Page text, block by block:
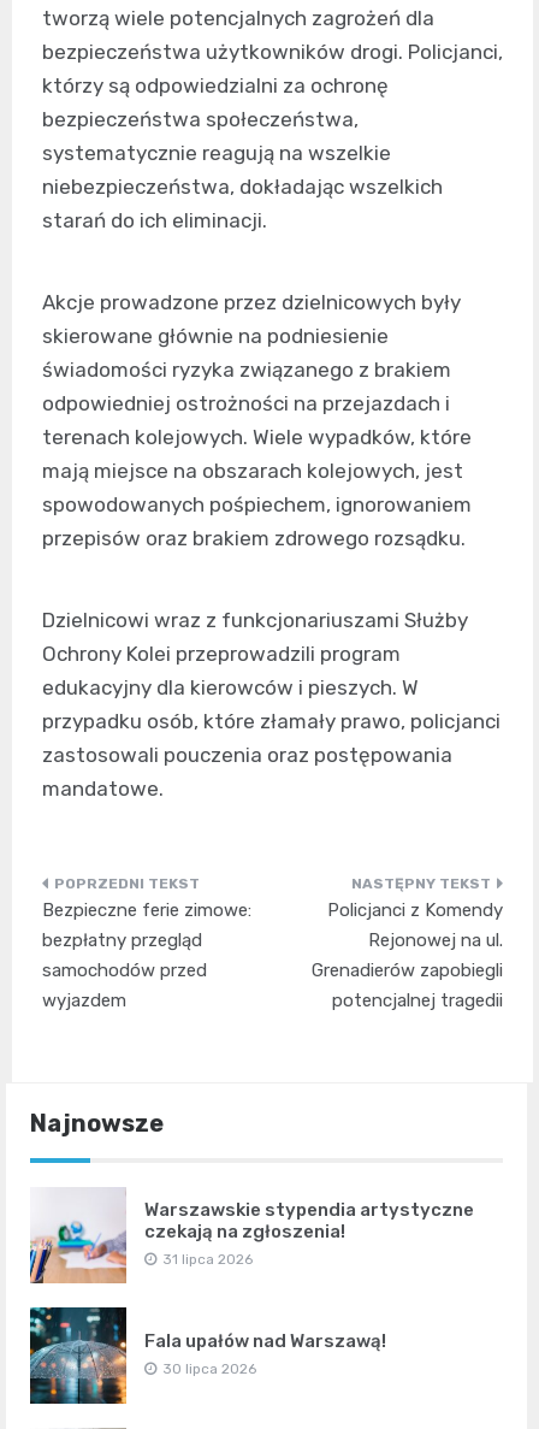
tworzą wiele potencjalnych zagrożeń dla
bezpieczeństwa użytkowników drogi. Policjanci,
którzy są odpowiedzialni za ochronę
bezpieczeństwa społeczeństwa,
systematycznie reagują na wszelkie
niebezpieczeństwa, dokładając wszelkich
starań do ich eliminacji.
Akcje prowadzone przez dzielnicowych były
skierowane głównie na podniesienie
świadomości ryzyka związanego z brakiem
odpowiedniej ostrożności na przejazdach i
terenach kolejowych. Wiele wypadków, które
mają miejsce na obszarach kolejowych, jest
spowodowanych pośpiechem, ignorowaniem
przepisów oraz brakiem zdrowego rozsądku.
Dzielnicowi wraz z funkcjonariuszami Służby
Ochrony Kolei przeprowadzili program
edukacyjny dla kierowców i pieszych. W
przypadku osób, które złamały prawo, policjanci
zastosowali pouczenia oraz postępowania
mandatowe.
Nawigacja
wpisu
Bezpieczne ferie zimowe:
bezpłatny przegląd
samochodów przed
wyjazdem
Policjanci z Komendy
Rejonowej na ul.
Grenadierów zapobiegli
potencjalnej tragedii
Najnowsze
Warszawskie stypendia artystyczne
czekają na zgłoszenia!
31 lipca 2026
Fala upałów nad Warszawą!
30 lipca 2026